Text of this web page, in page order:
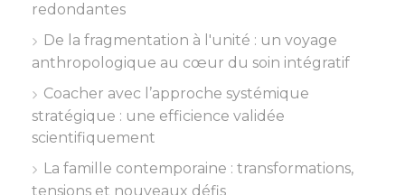
redondantes
De la fragmentation à l'unité : un voyage
anthropologique au cœur du soin intégratif
Coacher avec l’approche systémique
stratégique : une efficience validée
scientifiquement
La famille contemporaine : transformations,
tensions et nouveaux défis